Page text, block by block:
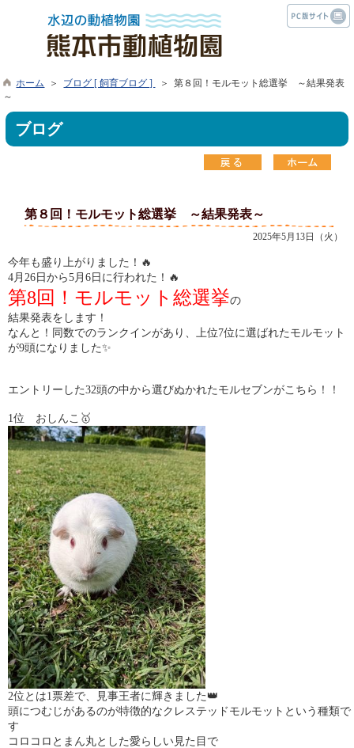
ホーム ＞ ブログ [ 飼育ブログ ]
＞ 第８回！モルモット総選挙 ～結果発表
～
ブログ
第８回！モルモット総選挙 ～結果発表～
2025年5月13日（火）
今年も盛り上がりました！🔥
4月26日から5月6日に行われた！🔥
第8回！モルモット総選挙の
結果発表をします！
なんと！同数でのランクインがあり、上位7位に選ばれたモルモット
が9頭になりました✨
エントリーした32頭の中から選びぬかれたモルセブンがこちら！！
1位 おしんこ🥇
2位とは1票差で、見事王者に輝きました👑
頭につむじがあるのが特徴的なクレステッドモルモットという種類で
す
コロコロとまん丸とした愛らしい見た目で